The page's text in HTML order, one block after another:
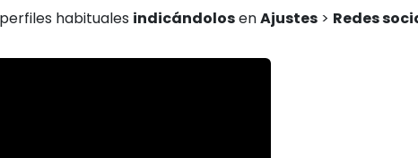
habituales indicándolosenAjustes > Redes